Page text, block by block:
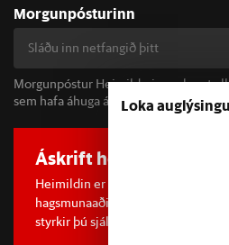
Morgunpósturinn
Morgunpóstur Heimildarinnar berst
sem hafa áhuga á fréttum og
Áskrift hefur áhrif
Heimildin er í dreifðu eignarhaldi
hagsmunaaðilum. Með því að
styrkir þú sjálfstæða
Loka auglýsingu